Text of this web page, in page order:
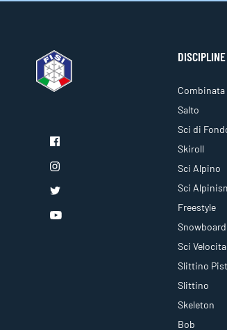
DISCIPLINE
Salto
Sci di
Skiroll
Sci Alpino
Sci
Freestyle
Snowboard
Sci Velocita
Slittino
Slittino
Skeleton
Bob